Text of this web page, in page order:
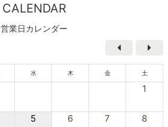
CALENDAR
営業日カレンダー
水 木 金 土
1
5 6 7 8